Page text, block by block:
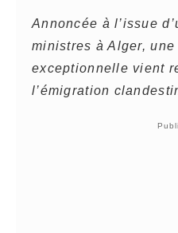
Annoncée à l’issue
ministres à Alger, une
exceptionnelle vient
l’émigration